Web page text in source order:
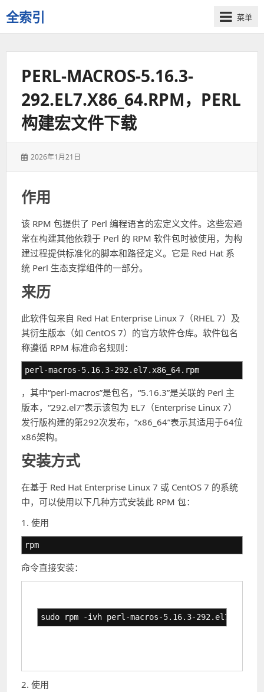
全索引
一
些
菜单
PERL-MACROS-5.16.3-
292.EL7.X86_64.RPM，PERL
构建宏文件下载
发
2026年1月21日
作用
该 RPM 包提供了 Perl 编程语言的宏定义文件。这些宏通
常在构建其他依赖于 Perl 的 RPM 软件包时被使用，为构
建过程提供标准化的脚本和路径定义。它是 Red Hat 系
统 Perl 生态支撑组件的一部分。
来历
此软件包来自 Red Hat Enterprise Linux 7（RHEL 7）及
其衍生版本（如 CentOS 7）的官方软件仓库。软件包名
称遵循 RPM 标准命名规则：
perl-macros-5.16.3-292.el7.x86_64.rpm
，其中“perl-macros”是包名，“5.16.3”是关联的 Perl 主
版本，“292.el7”表示该包为 EL7（Enterprise Linux 7）
发行版构建的第292次发布，“x86_64”表示其适用于64位
x86架构。
安装方式
在基于 Red Hat Enterprise Linux 7 或 CentOS 7 的系统
中，可以使用以下几种方式安装此 RPM 包：
1. 使用
rpm
命令直接安装：
sudo rpm -ivh perl-macros-5.16.3-
2. 使用